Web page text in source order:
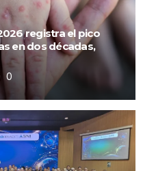
registra el pico
en dos décadas,
0